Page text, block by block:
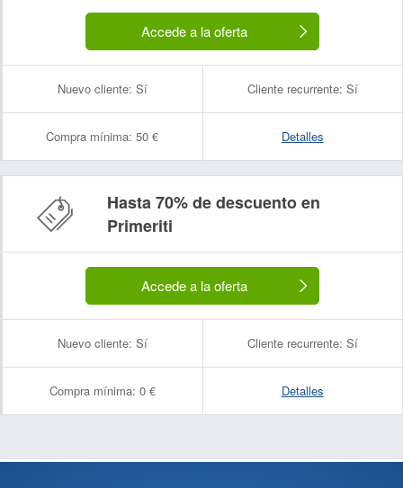
Accede a la oferta
Nuevo cliente: Sí Cliente recurrente: Sí
Compra mínima: 50 € Detalles
Hasta 70% de descuento en
Primeriti
Accede a la oferta
Nuevo cliente: Sí Cliente recurrente: Sí
Compra mínima: 0 € Detalles